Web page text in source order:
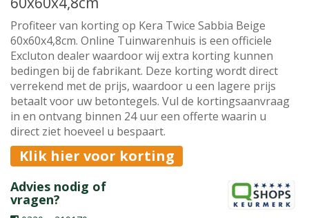
Profiteer van korting op Kera Twice Sabbia Beige
60x60x4,8cm. Online Tuinwarenhuis is een officiele
Excluton dealer waardoor wij extra korting kunnen
bedingen bij de fabrikant. Deze korting wordt direct
verrekend met de prijs, waardoor u een lagere prijs
betaalt voor uw betontegels. Vul de kortingsaanvraag
in en ontvang binnen 24 uur een offerte waarin u
direct ziet hoeveel u bespaart.
Klik hier voor korting
Advies nodig of
vragen?